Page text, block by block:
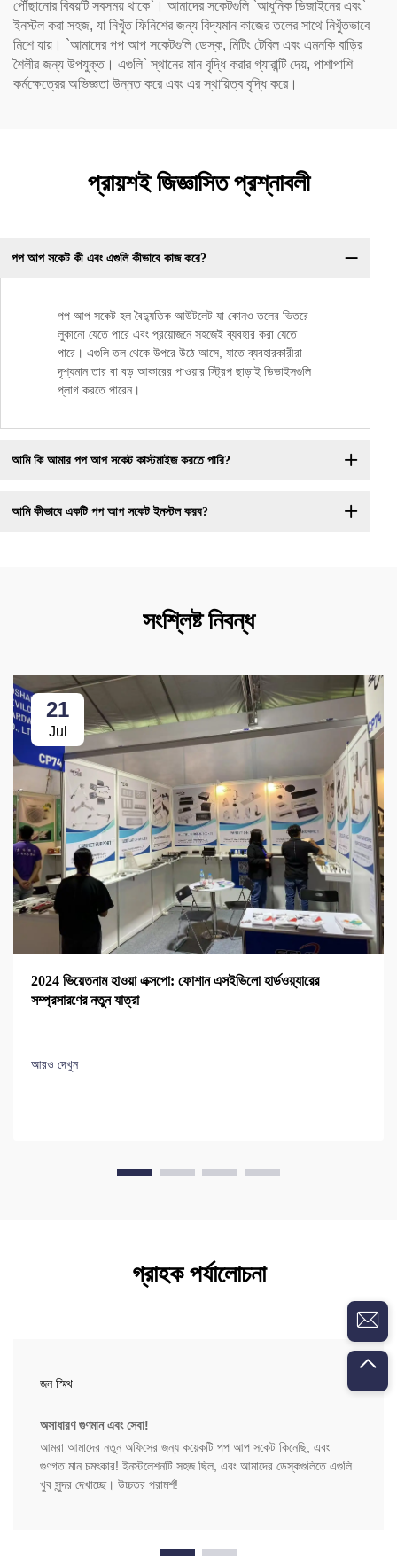
পৌঁছানোর বিষয়টি সবসময় থাকে`। আমাদের সকেটগুলি `আধুনিক ডিজাইনের এবং`
ইনস্টল করা সহজ, যা নিখুঁত ফিনিশের জন্য বিদ্যমান কাজের তলের সাথে নিখুঁতভাবে
মিশে যায়। `আমাদের পপ আপ সকেটগুলি ডেস্ক, মিটিং টেবিল এবং এমনকি বাড়ির
শৈলীর জন্য উপযুক্ত। এগুলি` স্থানের মান বৃদ্ধি করার গ্যারান্টি দেয়, পাশাপাশি
কর্মক্ষেত্রের অভিজ্ঞতা উন্নত করে এবং এর স্থায়িত্ব বৃদ্ধি করে।
প্রায়শই জিজ্ঞাসিত প্রশ্নাবলী
পপ আপ সকেট কী এবং এগুলি কীভাবে কাজ করে?
পপ আপ সকেট হল বৈদ্যুতিক আউটলেট যা কোনও তলের ভিতরে
লুকানো যেতে পারে এবং প্রয়োজনে সহজেই ব্যবহার করা যেতে
পারে। এগুলি তল থেকে উপরে উঠে আসে, যাতে ব্যবহারকারীরা
দৃশ্যমান তার বা বড় আকারের পাওয়ার স্ট্রিপ ছাড়াই ডিভাইসগুলি
প্লাগ করতে পারেন।
আমি কি আমার পপ আপ সকেট কাস্টমাইজ করতে পারি?
আমি কীভাবে একটি পপ আপ সকেট ইনস্টল করব?
সংশ্লিষ্ট নিবন্ধ
21
Jul
2024 ভিয়েতনাম হাওয়া এক্সপো: ফোশান এসইভিলো হার্ডওয়্যারের
সম্প্রসারণের নতুন যাত্রা
আরও দেখুন
গ্রাহক পর্যালোচনা
জন স্মিথ
অসাধারণ গুণমান এবং সেবা!
আমরা আমাদের নতুন অফিসের জন্য কয়েকটি পপ আপ সকেট কিনেছি, এবং
গুণগত মান চমৎকার! ইনস্টলেশনটি সহজ ছিল, এবং আমাদের ডেস্কগুলিতে এগুলি
খুব সুন্দর দেখাচ্ছে। উচ্চতর পরামর্শ!